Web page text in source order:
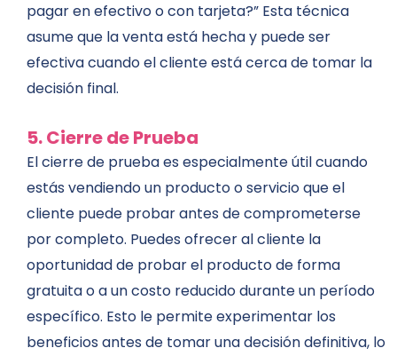
pagar en efectivo o con tarjeta?” Esta técnica
asume que la venta está hecha y puede ser
efectiva cuando el cliente está cerca de tomar la
decisión final.
5. Cierre de Prueba
El cierre de prueba es especialmente útil cuando
estás vendiendo un producto o servicio que el
cliente puede probar antes de comprometerse
por completo. Puedes ofrecer al cliente la
oportunidad de probar el producto de forma
gratuita o a un costo reducido durante un período
específico. Esto le permite experimentar los
beneficios antes de tomar una decisión definitiva, lo